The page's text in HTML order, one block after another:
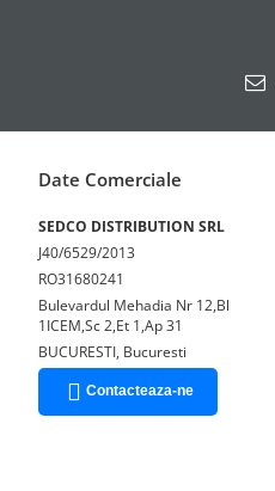
Date Comerciale
SEDCO DISTRIBUTION SRL
J40/6529/2013
RO31680241
Bulevardul Mehadia Nr 12,Bl
1ICEM,Sc 2,Et 1,Ap 31
BUCURESTI, Bucuresti
Contacteaza-ne